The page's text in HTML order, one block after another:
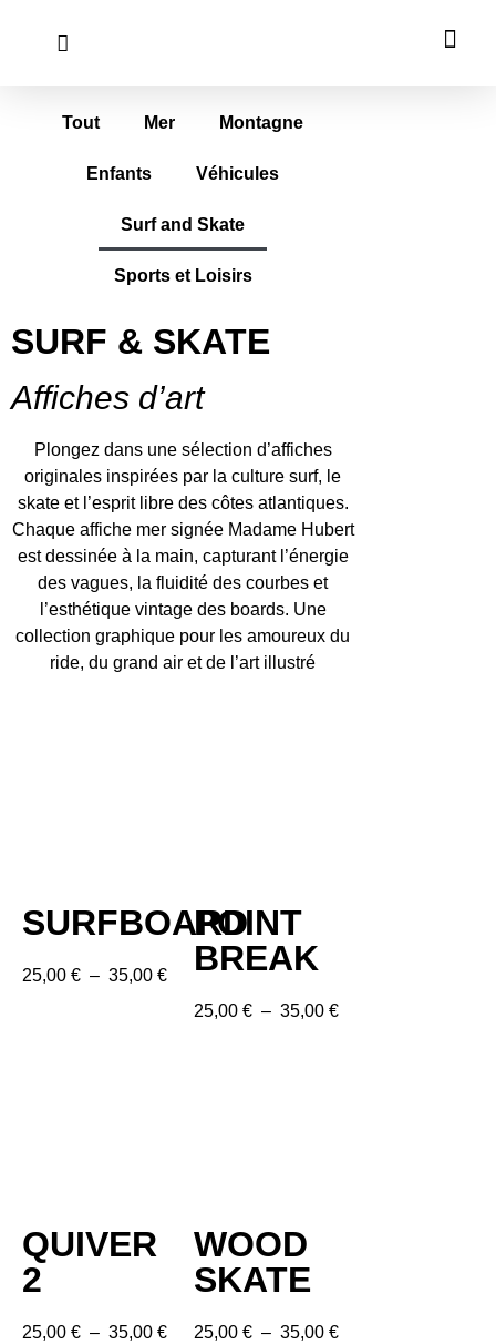
Tout Mer Montagne
Enfants Véhicules
Surf and Skate
Sports et Loisirs
SURF & SKATE
Affiches d’art
Plongez dans une sélection d’affiches
originales inspirées par la culture surf, le
skate et l’esprit libre des côtes atlantiques.
Chaque affiche mer signée Madame Hubert
est dessinée à la main, capturant l’énergie
des vagues, la fluidité des courbes et
l’esthétique vintage des boards. Une
collection graphique pour les amoureux du
ride, du grand air et de l’art illustré
SURFBOARD
25,00 € – 35,00 €
POINT
BREAK
25,00 € – 35,00 €
QUIVER
2
25,00 € – 35,00 €
WOOD
SKATE
25,00 € – 35,00 €